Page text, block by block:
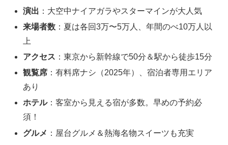
演出 ：大空中ナイアガラやスターマインが大人気
来場者数 ：夏は各回3万〜5万人、年間のべ10万人以
上
アクセス ：東京から新幹線で50分＆駅から徒歩15分
観覧席 ：有料席ナシ（2025年）、宿泊者専用エリア
あり
ホテル：客室から見える宿が多数。早めの予約必
須！
グルメ ：屋台グルメ＆熱海名物スイーツも充実